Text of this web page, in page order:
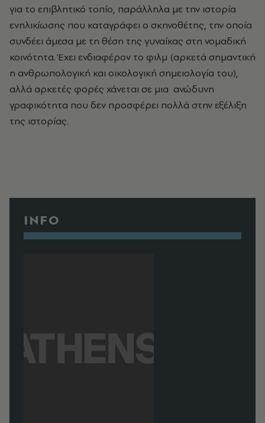
για το επιβλητικό τοπίο, παράλληλα με την ιστορία
ενηλικίωσης που καταγράφει ο σκηνοθέτης, την οποία
συνδέει άμεσα με τη θέση της γυναίκας στη νομαδική
κοινότητα. Έχει ενδιαφέρον το φιλμ (αρκετά σημαντική
η ανθρωπολογική και οικολογική σημειολογία του),
αλλά αρκετές φορές χάνεται σε μια ανώδυνη
γραφικότητα που δεν προσφέρει πολλά στην εξέλιξη
της ιστορίας.
INFO